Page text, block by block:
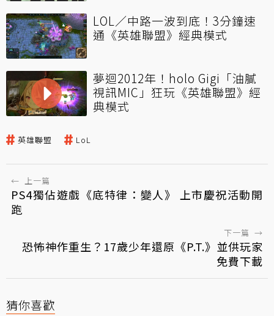
LOL／中路一波到底！3分鐘速
通《英雄聯盟》經典模式
夢迴2012年！holo Gigi「油膩
視訊MIC」狂玩《英雄聯盟》經
典模式
英雄聯盟 LoL
← 上一篇
PS4獨佔遊戲《底特律：變人》 上市慶祝活動開
跑
下一篇 →
恐怖神作重生？17歲少年還原《P.T.》並供玩家
免費下載
猜你喜歡